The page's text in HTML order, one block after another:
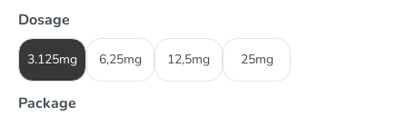
Dosage
3.125mg 6,25mg 12,5mg 25mg
Package